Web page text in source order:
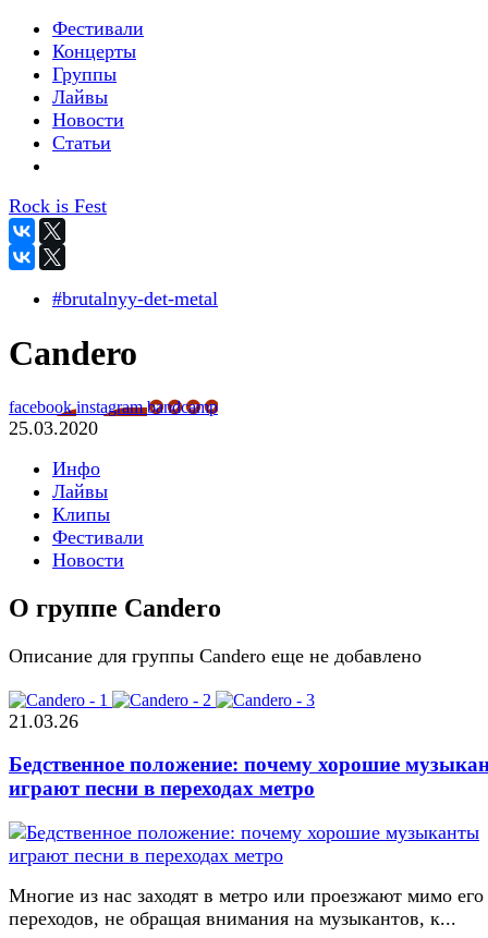
Фестивали
Концерты
Группы
Лайвы
Новости
Статьи
Rock is Fest
#brutalnyy-det-metal
Candero
facebookinstagrambandcamp
25.03.2020
Инфо
Лайвы
Клипы
Фестивали
Новости
О группе Candero
Описание для группы Candero еще не добавлено
21.03.26
Бедственное положение: почему хорошие
играют песни в переходах метро
Многие из нас заходят в метро или проезжают мимо его
переходов, не обращая внимания на музыкантов, к...